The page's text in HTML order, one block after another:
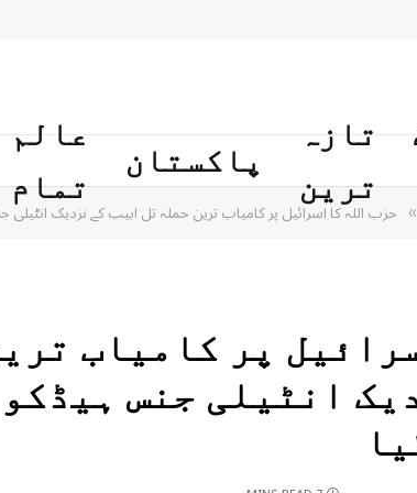
تازہ
ترین
پاکستان
عالم
تمام
» حزب اللہ کا اسرائیل پر کامیاب ترین حملہ تل ابیب کے نزدیک انٹیلی
پر کامیاب
انٹیلی جنس